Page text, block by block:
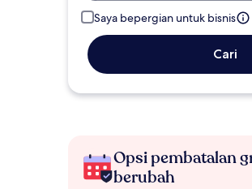
Saya bepergian untuk bisnis
Cari
Opsi pembatalan
berubah